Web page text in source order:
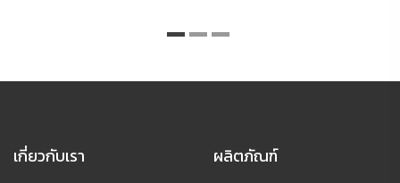
เกี่ยวกับเรา
ผลิตภัณฑ์